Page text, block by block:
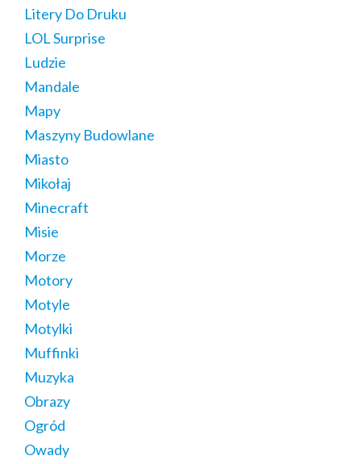
Litery Do Druku
LOL Surprise
Ludzie
Mandale
Mapy
Maszyny Budowlane
Miasto
Mikołaj
Minecraft
Misie
Morze
Motory
Motyle
Motylki
Muffinki
Muzyka
Obrazy
Ogród
Owady